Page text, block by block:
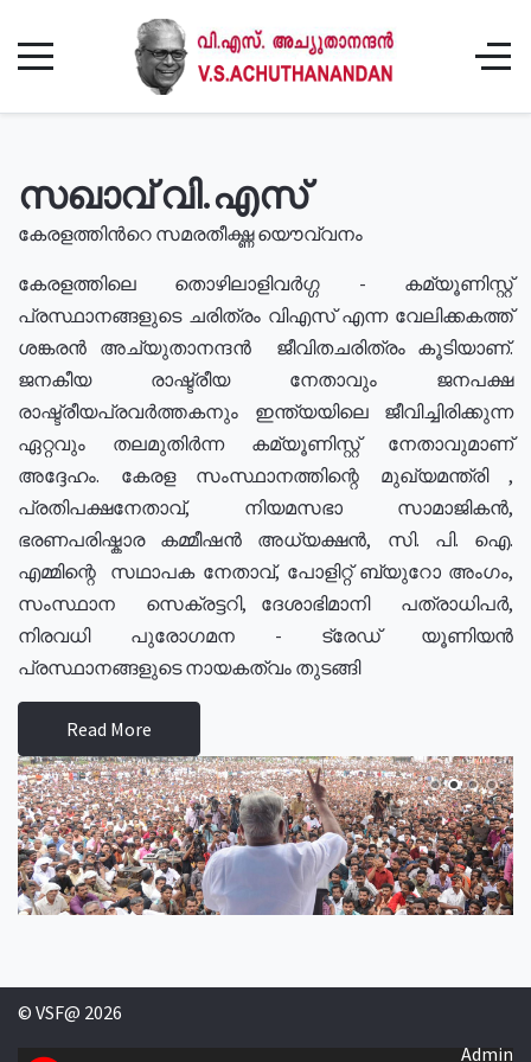
സഖാവ് വി.എസ്
കേരളത്തിൻറെ സമരതീക്ഷ്ണ യൌവ്വനം
കേരളത്തിലെ തൊഴിലാളിവർഗ്ഗ - കമ്യൂണിസ്റ്റ്
പ്രസ്ഥാനങ്ങളുടെ ചരിത്രം വിഎസ് എന്ന വേലിക്കകത്ത്
ശങ്കരൻ അച്യുതാനന്ദൻ ജീവിതചരിത്രം കൂടിയാണ്.
ജനകീയ രാഷ്ട്രീയ നേതാവും ജനപക്ഷ
രാഷ്ട്രീയപ്രവർത്തകനും ഇന്ത്യയിലെ ജീവിച്ചിരിക്കുന്ന
ഏറ്റവും തലമുതിർന്ന കമ്യൂണിസ്റ്റ് നേതാവുമാണ്
അദ്ദേഹം. കേരള സംസ്ഥാനത്തിന്റെ മുഖ്യമന്ത്രി ,
പ്രതിപക്ഷനേതാവ്, നിയമസഭാ സാമാജികൻ,
ഭരണപരിഷ്കാര കമ്മീഷൻ അധ്യക്ഷൻ, സി. പി. ഐ.
എമ്മിന്റെ സഥാപക നേതാവ്, പോളിറ്റ് ബ്യുറോ അംഗം,
സംസ്ഥാന സെക്രട്ടറി, ദേശാഭിമാനി പത്രാധിപർ,
നിരവധി പുരോഗമന - ട്രേഡ് യൂണിയൻ
പ്രസ്ഥാനങ്ങളുടെ നായകത്വം തുടങ്ങി
Read More
© VSF@ 2026
Admin